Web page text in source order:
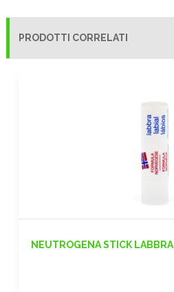
PRODOTTI CORRELATI
NEUTROGENA STICK LABBRA